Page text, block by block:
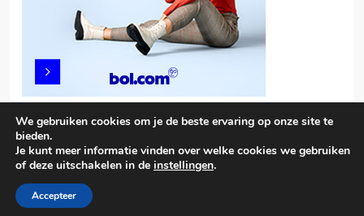
Trendy News - News WordPress Theme. All Rights Reserved 2026.
We gebruiken cookies om je de beste ervaring op onze site te
bieden.
Je kunt meer informatie vinden over welke cookies we gebruiken
of deze uitschakelen in de instellingen.
Accepteer